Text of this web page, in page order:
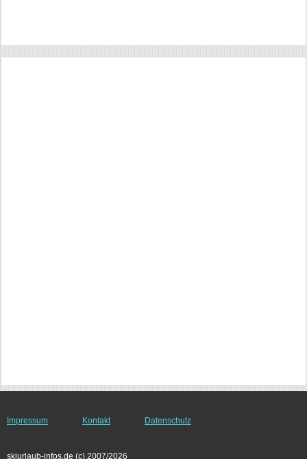
Impressum Kontakt Datenschutz
skiurlaub-infos.de (c) 2007/2026